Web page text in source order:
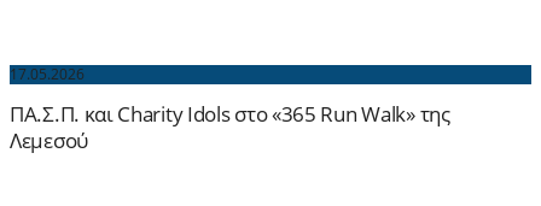
17.05.2026
ΠΑ.Σ.Π. και Charity Idols στο «365 Run Walk» της
Λεμεσού